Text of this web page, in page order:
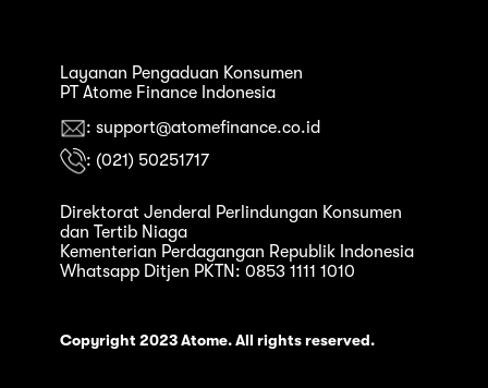
Layanan Pengaduan Konsumen
PT Atome Finance Indonesia
: support@atomefinance.co.id
: (021) 50251717
Direktorat Jenderal Perlindungan Konsumen
dan Tertib Niaga
Kementerian Perdagangan Republik Indonesia
Whatsapp Ditjen PKTN: 0853 1111 1010
Copyright 2023 Atome. All rights reserved.